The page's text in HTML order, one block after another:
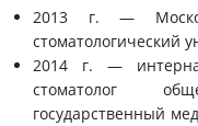
2013 г. —
стоматологический
2014 г. —
стоматолог
государственный